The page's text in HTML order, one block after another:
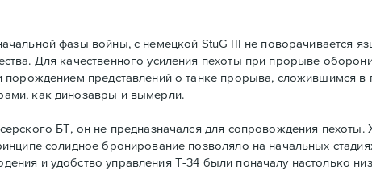
фазы войны, с немецкой StuG III не поворачивается
Для качественного усиления пехоты при прорыве
представлений о танке прорыва, сложившимся в
как динозавры и вымерли.
БТ, он не предназначался для сопровождения пехоты.
солидное бронирование позволяло на начальных
и удобство управления Т-34 были поначалу настолько